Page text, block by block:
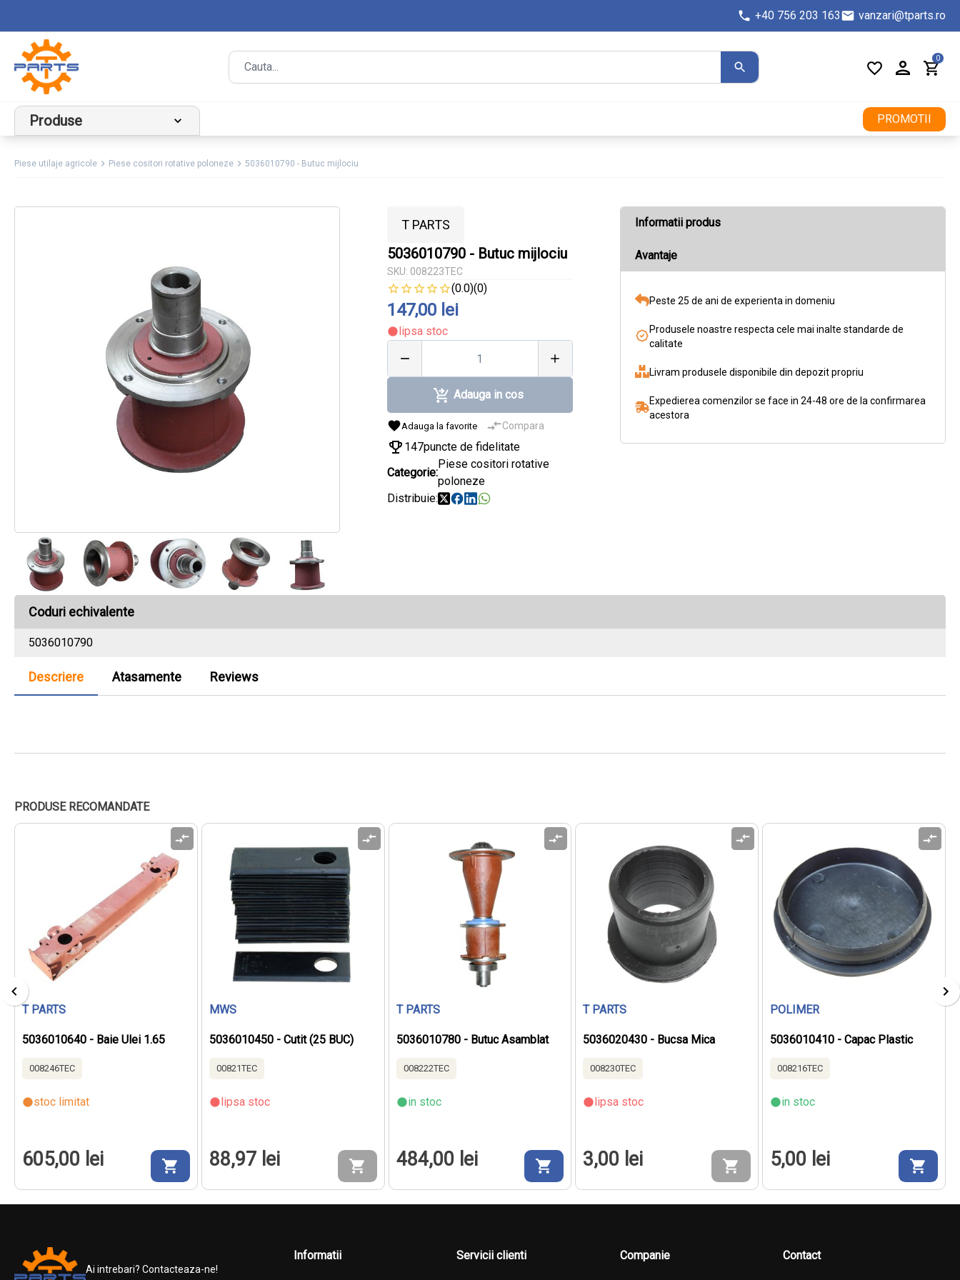
+40 756 203 163 vanzari@tparts.ro
0
Produse PROMOTII
Piese utilaje agricole Piese cositori rotative poloneze 5036010790 - Butuc mijlociu
T PARTS
5036010790 - Butuc mijlociu
SKU: 008223TEC
(0.0)(0)
147,00 lei
lipsa stoc
Adauga in cos
Adauga la favorite Compara
147puncte de fidelitate
Categorie:
Piese cositori rotative
poloneze
Distribuie:
Informatii produs
Avantaje
Peste 25 de ani de experienta in domeniu
Produsele noastre respecta cele mai inalte standarde de
calitate
Livram produsele disponibile din depozit propriu
Expedierea comenzilor se face in 24-48 ore de la confirmarea
acestora
Coduri echivalente
5036010790
Descriere Atasamente Reviews
PRODUSE RECOMANDATE
T PARTS
5036010640 - Baie Ulei 1.65
008246TEC
stoc limitat
605,00 lei
MWS
5036010450 - Cutit (25 BUC)
00821TEC
lipsa stoc
88,97 lei
T PARTS
5036010780 - Butuc Asamblat
008222TEC
in stoc
484,00 lei
T PARTS
5036020430 - Bucsa Mica
008230TEC
lipsa stoc
3,00 lei
POLIMER
5036010410 - Capac Plastic
008216TEC
in stoc
5,00 lei
Ai intrebari? Contacteaza-ne!
Informatii Servicii clienti Companie Contact